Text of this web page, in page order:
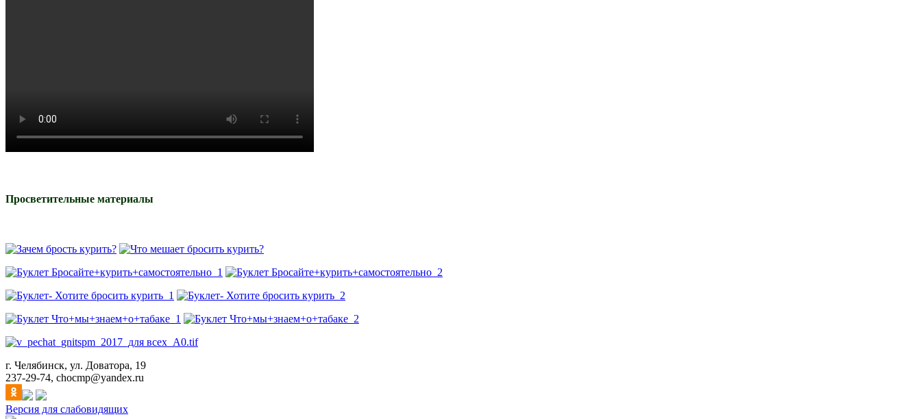
Просветительные материалы
г. Челябинск, ул. Доватора, 19
237-29-74, chocmp@yandex.ru
Версия для слабовидящих